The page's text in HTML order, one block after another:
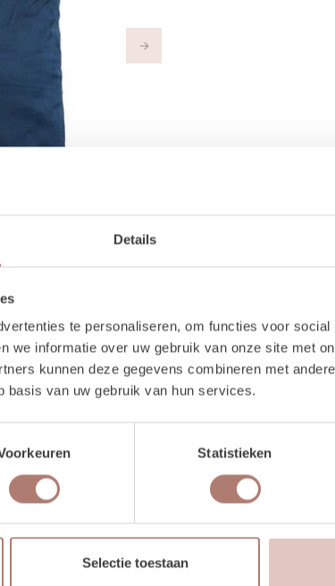
Details
te personaliseren, om functies voor
we informatie over uw gebruik van onze site met
kunnen deze gegevens combineren met
basis van uw gebruik van hun services.
Statistieken
Selectie toestaan
Next